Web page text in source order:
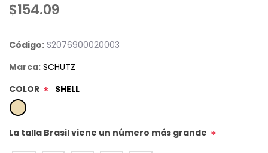
$154.09
Código: S2076900020003
Marca: SCHUTZ
COLOR * SHELL
La talla Brasil viene un número más grande *